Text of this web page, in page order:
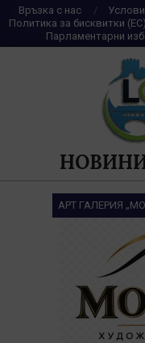
Skip
to
content
Връзка с нас
Политика за бисквитки (ЕС)
Парламентарни
АРТ ГАЛЕРИЯ